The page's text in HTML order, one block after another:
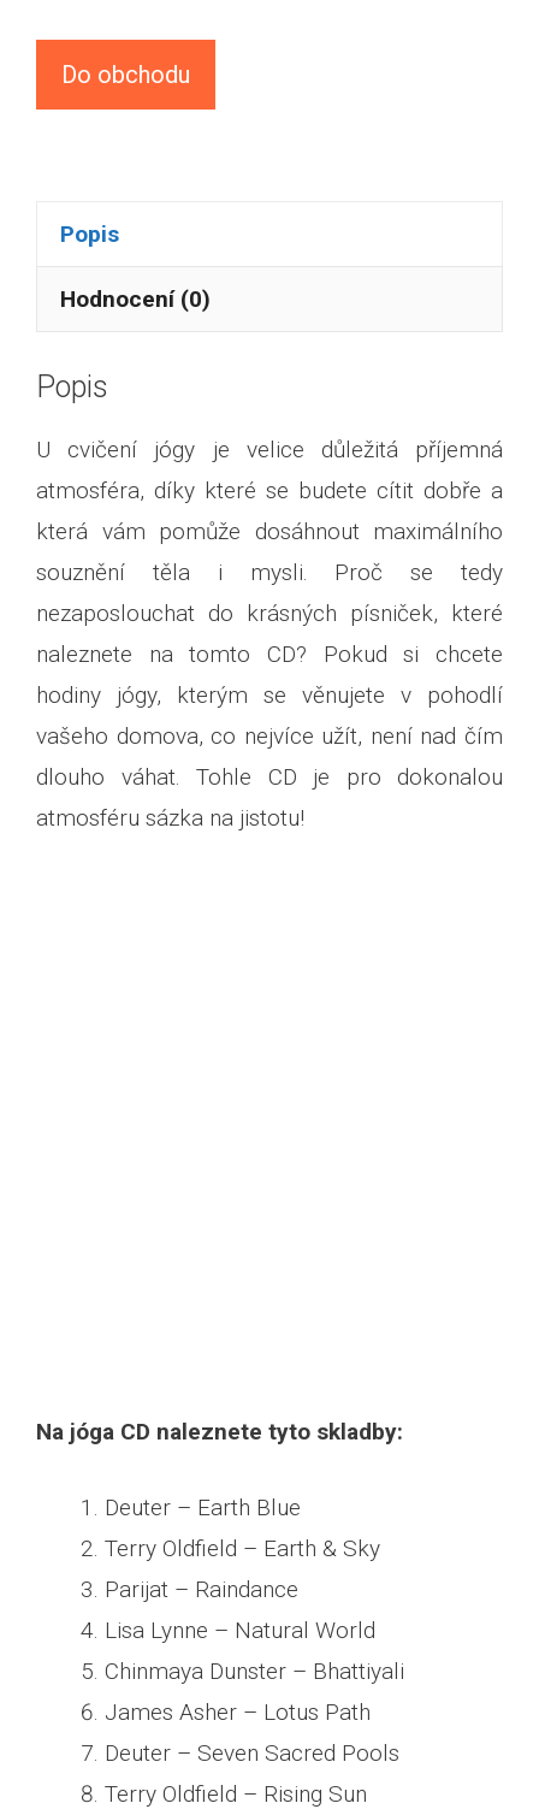
Do obchodu
Popis
Hodnocení (0)
Popis
U cvičení jógy je velice důležitá příjemná
atmosféra, díky které se budete cítit dobře a
která vám pomůže dosáhnout maximálního
souznění těla i mysli. Proč se tedy
nezaposlouchat do krásných písniček, které
naleznete na tomto CD? Pokud si chcete
hodiny jógy, kterým se věnujete v pohodlí
vašeho domova, co nejvíce užít, není nad čím
dlouho váhat. Tohle CD je pro dokonalou
atmosféru sázka na jistotu!
Na jóga CD naleznete tyto skladby:
Deuter – Earth Blue
Terry Oldfield – Earth & Sky
Parijat – Raindance
Lisa Lynne – Natural World
Chinmaya Dunster – Bhattiyali
James Asher – Lotus Path
Deuter – Seven Sacred Pools
Terry Oldfield – Rising Sun